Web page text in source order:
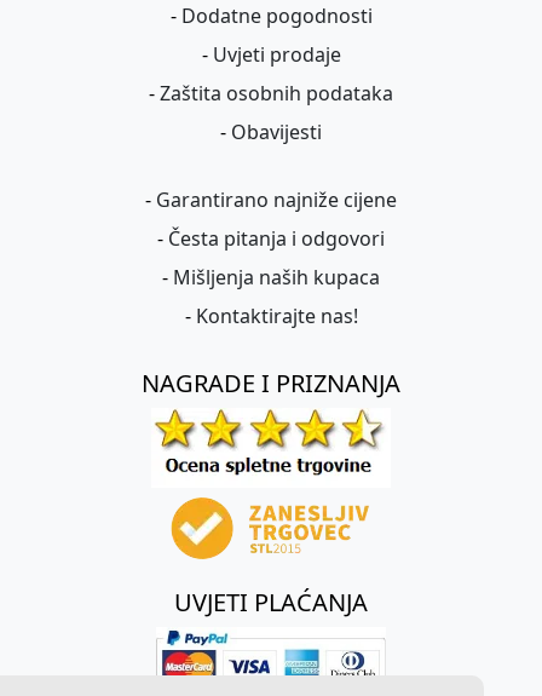
- Dodatne pogodnosti
- Uvjeti prodaje
-Zaštita osobnih podataka
- Obavijesti
- Garantirano najniže cijene
- Česta pitanja i odgovori
- Mišljenja naših kupaca
- Kontaktirajte nas!
NAGRADE I PRIZNANJA
UVJETI PLAĆANJA